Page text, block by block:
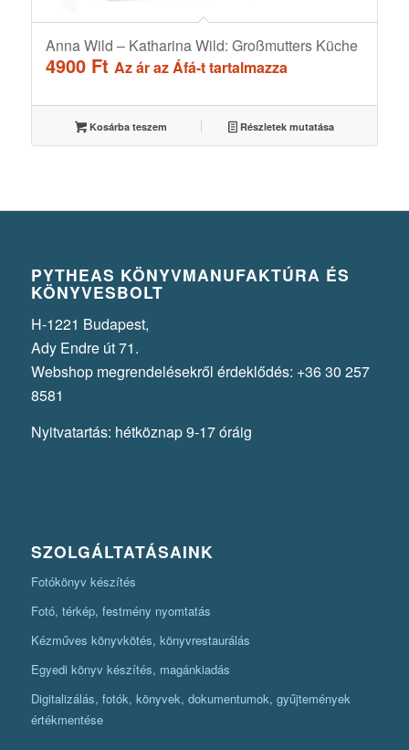
Anna Wild – Katharina Wild: Großmutters Küche
4900 Ft Az ár az Áfá-t tartalmazza
Kosárba teszem Részletek mutatása
PYTHEAS KÖNYVMANUFAKTÚRA ÉS
KÖNYVESBOLT
H-1221 Budapest,
Ady Endre út 71.
Webshop megrendelésekről érdeklődés: +36 30 257
8581
Nyitvatartás: hétköznap 9-17 óráig
SZOLGÁLTATÁSAINK
Fotókönyv készítés
Fotó, térkép, festmény nyomtatás
Kézműves könyvkötés, könyvrestaurálás
Egyedi könyv készítés, magánkiadás
Digitalizálás, fotók, könyvek, dokumentumok, gyűjtemények
értékmentése